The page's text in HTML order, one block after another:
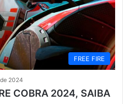
FREE FIRE
2024
COBRA 2024, SAIBA